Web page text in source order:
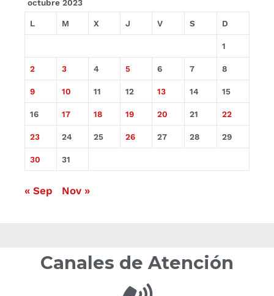
octubre 2023
L M X J V S D
1
2 3 4 5 6 7 8
9 10 11 12 13 14 15
16 17 18 19 20 21 22
23 24 25 26 27 28 29
30 31
« Sep Nov »
Canales de Atención